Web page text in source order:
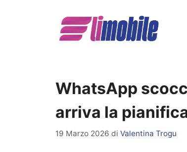
WhatsApp
arriva la
19 Marzo 2026 di Valentina Trogu